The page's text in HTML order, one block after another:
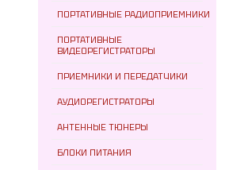
ПОРТАТИВНЫЕ РАДИОПРИЕМНИКИ
ПОРТАТИВНЫЕ
ВИДЕОРЕГИСТРАТОРЫ
ПРИЕМНИКИ И ПЕРЕДАТЧИКИ
АУДИОРЕГИСТРАТОРЫ
АНТЕННЫЕ ТЮНЕРЫ
БЛОКИ ПИТАНИЯ